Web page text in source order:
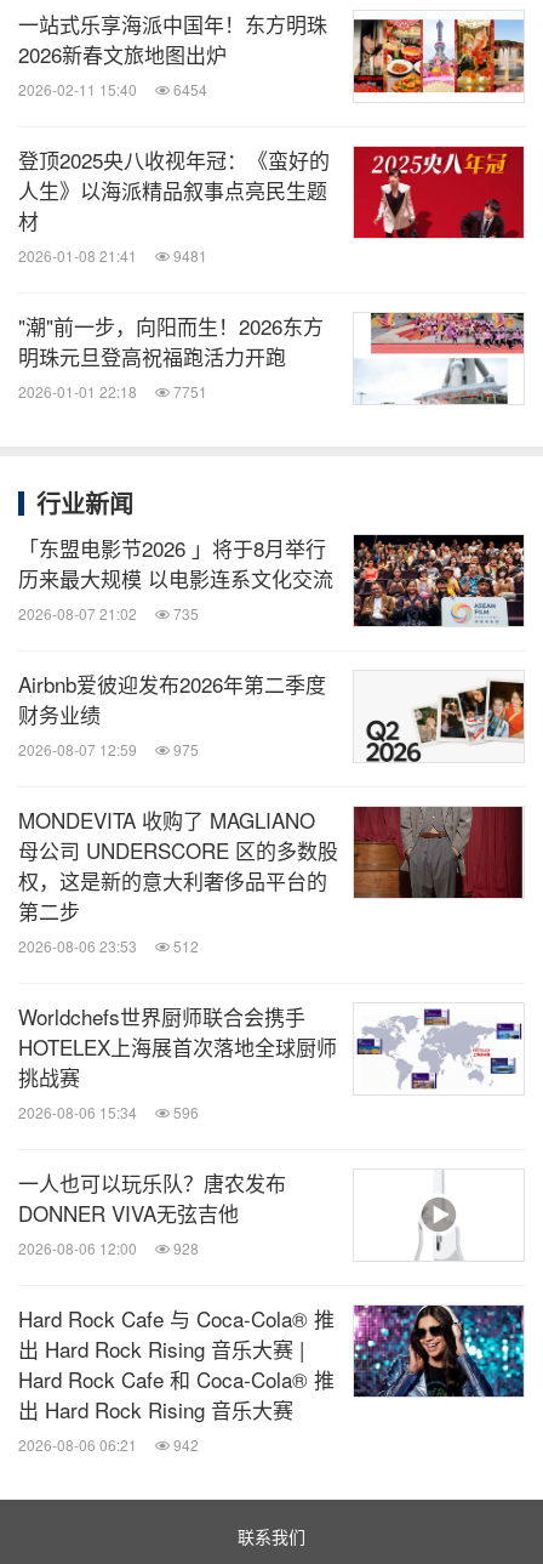
一站式乐享海派中国年！东方明珠
2026新春文旅地图出炉
2026-02-11 15:40 6454
登顶2025央八收视年冠：《蛮好的
人生》以海派精品叙事点亮民生题
材
2026-01-08 21:41 9481
"潮"前一步，向阳而生！2026东方
明珠元旦登高祝福跑活力开跑
2026-01-01 22:18 7751
行业新闻
「东盟电影节2026 」将于8月举行
历来最大规模 以电影连系文化交流
2026-08-07 21:02 735
Airbnb爱彼迎发布2026年第二季度
财务业绩
2026-08-07 12:59 975
MONDEVITA 收购了 MAGLIANO
母公司 UNDERSCORE 区的多数股
权，这是新的意大利奢侈品平台的
第二步
2026-08-06 23:53 512
Worldchefs世界厨师联合会携手
HOTELEX上海展首次落地全球厨师
挑战赛
2026-08-06 15:34 596
一人也可以玩乐队？唐农发布
DONNER VIVA无弦吉他
2026-08-06 12:00 928
Hard Rock Cafe 与 Coca-Cola® 推
出 Hard Rock Rising 音乐大赛 |
Hard Rock Cafe 和 Coca-Cola® 推
出 Hard Rock Rising 音乐大赛
2026-08-06 06:21 942
联系我们